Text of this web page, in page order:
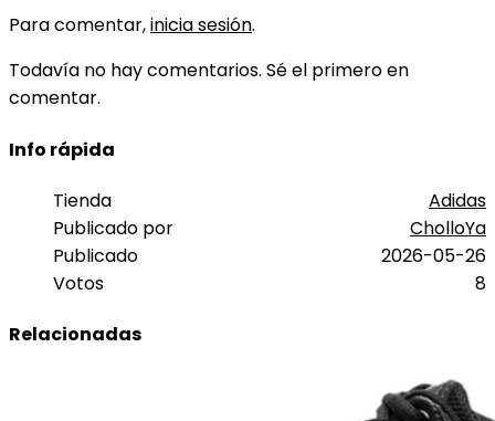
Para comentar,inicia sesión.
Todavía no hay comentarios. Sé el primero en
comentar.
Info rápida
Tienda
Adidas
Publicado por
CholloYa
Publicado
2026-05-26
Votos
8
Relacionadas